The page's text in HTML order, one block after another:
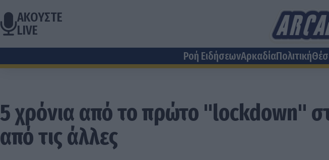
ΑΚΟΥΣΤΕ
LIVE
Ροή ΕιδήσεωνΑρκαδίαΠολιτική
5 χρόνια από το πρώτο "lockdown"
από τις άλλες